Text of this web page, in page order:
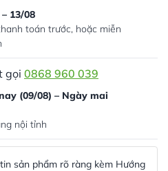
13/08
toán trước, hoặc miễn
gọi 0868 960 039
(09/08) – Ngày mai
nội tỉnh
sản phẩm rõ ràng kèm Hướng